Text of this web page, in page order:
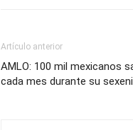
Artículo anterior
AMLO: 100 mil mexicanos
cada mes durante su